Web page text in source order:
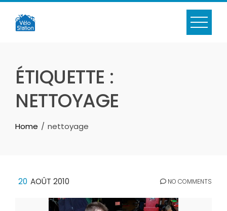
Skip
content
ÉTIQUETTE :
NETTOYAGE
Home nettoyage
20 AOÛT 2010 NO COMMENTS